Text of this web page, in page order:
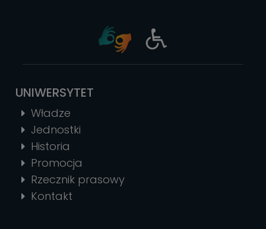
UNIWERSYTET
Władze
Jednostki
Historia
Promocja
Rzecznik prasowy
Kontakt